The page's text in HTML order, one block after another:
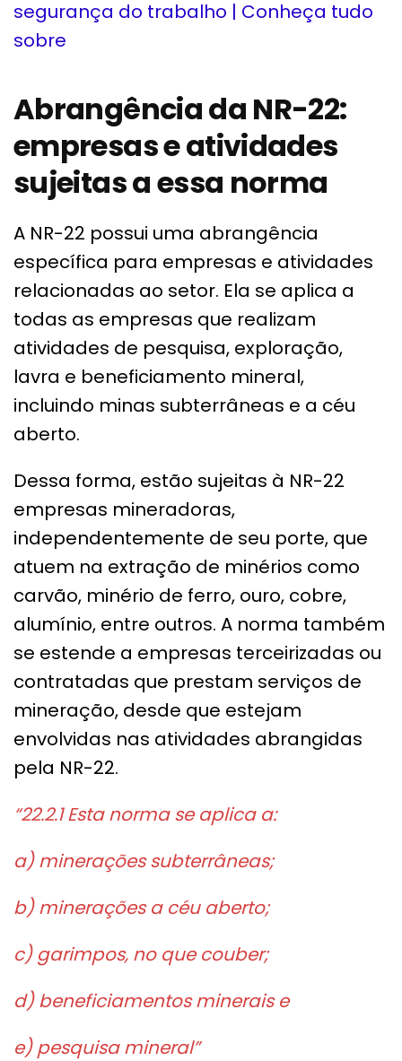
segurança do trabalho | Conheça tudo
sobre
Abrangência da NR-22:
empresas e atividades
sujeitas a essa norma
A NR-22 possui uma abrangência
específica para empresas e atividades
relacionadas ao setor. Ela se aplica a
todas as empresas que realizam
atividades de pesquisa, exploração,
lavra e beneficiamento mineral,
incluindo minas subterrâneas e a céu
aberto.
Dessa forma, estão sujeitas à NR-22
empresas mineradoras,
independentemente de seu porte, que
atuem na extração de minérios como
carvão, minério de ferro, ouro, cobre,
alumínio, entre outros. A norma também
se estende a empresas terceirizadas ou
contratadas que prestam serviços de
mineração, desde que estejam
envolvidas nas atividades abrangidas
pela NR-22.
“22.2.1 Esta norma se aplica a:
a) minerações subterrâneas;
b) minerações a céu aberto;
c) garimpos, no que couber;
d) beneficiamentos minerais e
e) pesquisa mineral”